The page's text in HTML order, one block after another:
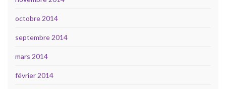
octobre 2014
septembre 2014
mars 2014
février 2014